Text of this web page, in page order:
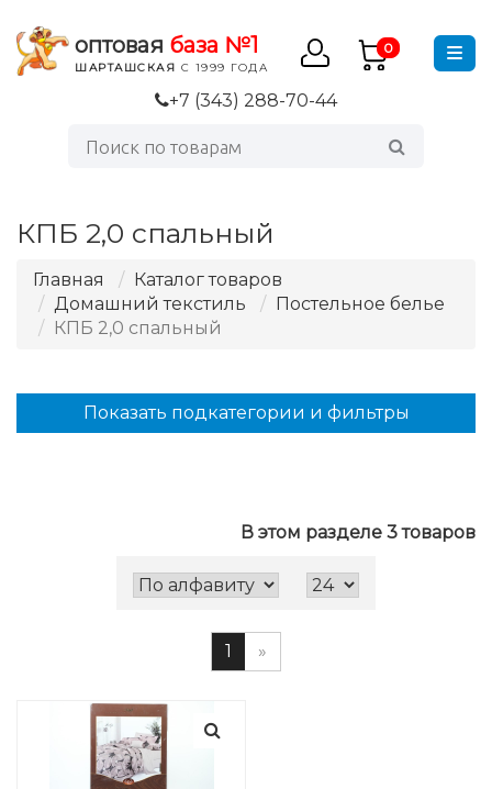
оптовая база №1
ШАРТАШСКАЯ С 1999 ГОДА
0
+7 (343) 288-70-44
КПБ 2,0 спальный
Главная
Каталог товаров
Домашний текстиль
Постельное белье
КПБ 2,0 спальный
В этом разделе 3 товаров
1 »
Показать подкатегории и фильтры